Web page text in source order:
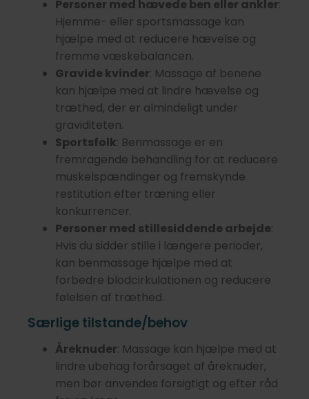
Personer med hævede ben eller ankler:
Hjemme- eller sportsmassage kan
hjælpe med at reducere hævelse og
fremme væskebalancen.
Gravide kvinder: Massage af benene
kan hjælpe med at lindre hævelse og
træthed, der er almindeligt under
graviditeten.
Sportsfolk: Benmassage er en
fremragende behandling for at reducere
muskelspændinger og fremskynde
restitution efter træning eller
konkurrencer.
Personer med stillesiddende arbejde:
Hvis du sidder stille i længere perioder,
kan benmassage hjælpe med at
forbedre blodcirkulationen og reducere
følelsen af træthed.
Særlige tilstande/behov
Åreknuder: Massage kan hjælpe med at
lindre ubehag forårsaget af åreknuder,
men bør anvendes forsigtigt og efter råd